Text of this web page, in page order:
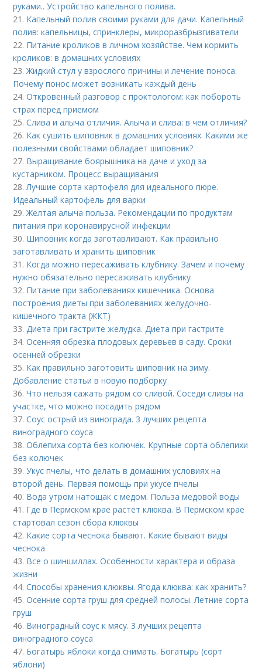
руками.. Устройство капельного полива.
21. Капельный полив своими руками для дачи. Капельный
полив: капельницы, спринклеры, микроразбрызгиватели
22. Питание кроликов в личном хозяйстве. Чем кормить
кроликов: в домашних условиях
23.Жидкий стул у взрослого причины и лечение поноса.
Почему понос может возникать каждый день
24.Откровенный разговор с проктологом: как побороть
страх перед приемом
25.Слива и алыча отличия. Алыча и слива: в чем отличия?
26. Как сушить шиповник в домашних условиях. Какими же
полезными свойствами обладает шиповник?
27. Выращивание боярышника на даче и уход за
кустарником. Процесс выращивания
28.Лучшие сорта картофеля для идеального пюре.
Идеальный картофель для варки
29.Желтая алыча польза. Рекомендации по продуктам
питания при коронавирусной инфекции
30. Шиповник когда заготавливают. Как правильно
заготавливать и хранить шиповник
31. Когда можно пересаживать клубнику. Зачем и почему
нужно обязательно пересаживать клубнику
32. Питание при заболеваниях кишечника. Основа
построения диеты при заболеваниях желудочно-
кишечного тракта (ЖКТ)
33.Диета при гастрите желудка. Диета при гастрите
34.Осенняя обрезка плодовых деревьев в саду. Сроки
осенней обрезки
35. Как правильно заготовить шиповник на зиму.
Добавление статьи в новую подборку
36.Что нельзя сажать рядом со сливой. Соседи сливы на
участке, что можно посадить рядом
37.Соус острый из винограда. 3 лучших рецепта
виноградного соуса
38.Облепиха сорта без колючек. Крупные сорта облепихи
без колючек
39.Укус пчелы, что делать в домашних условиях на
второй день. Первая помощь при укусе пчелы
40. Вода утром натощак с медом. Польза медовой воды
41. Где в Пермском крае растет клюква. В Пермском крае
стартовал сезон сбора клюквы
42. Какие сорта чеснока бывают. Какие бывают виды
чеснока
43. Все о шиншиллах. Особенности характера и образа
жизни
44.Способы хранения клюквы. Ягода клюква: как хранить?
45.Осенние сорта груш для средней полосы. Летние сорта
груш
46. Виноградный соус к мясу. 3 лучших рецепта
виноградного соуса
47. Богатырь яблоки когда снимать. Богатырь (сорт
яблони)